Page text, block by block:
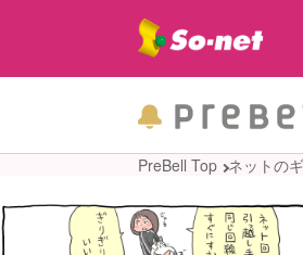
PreBell Top ネットの